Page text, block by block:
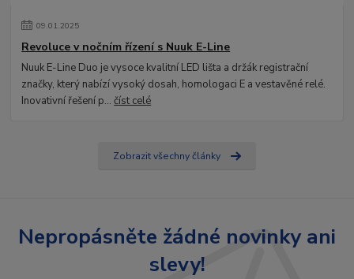
09.01.2025
Revoluce v nočním řízení s Nuuk E-Line
Nuuk E-Line Duo je vysoce kvalitní LED lišta a držák registrační
značky, který nabízí vysoký dosah, homologaci E a vestavěné relé.
Inovativní řešení p...číst celé
Zobrazit všechny články
Nepropásněte žádné novinky ani
slevy!